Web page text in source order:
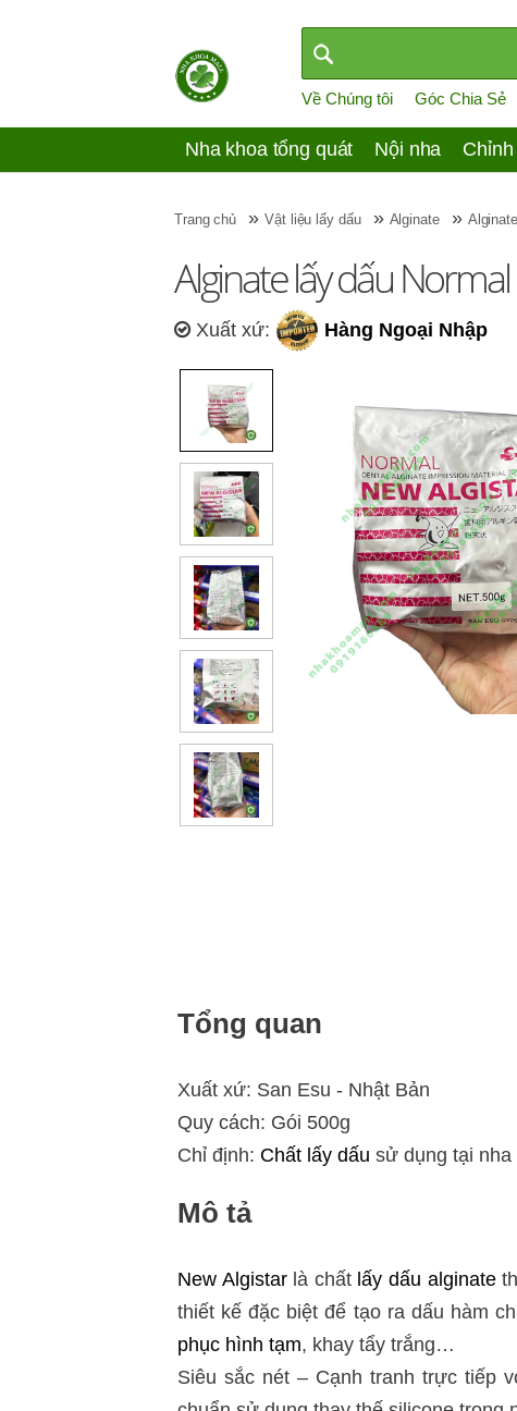
Về Chúng tôi Góc Chia Sẻ
Nha khoa tổng quát Nội nha
Trang chủ »Vật liệu lấy dấu » Alginate »
Alginate lấy dấu
Xuất xứ: Hàng Ngoại Nhập
Tổng quan
Xuất xứ: San Esu - Nhật Bản
Quy cách: Gói 500g
Chỉ định: Chất lấy dấu sử dụng tại nha
Mô tả
New Algistarlà chất lấy dấu alginate
thiết kế đặc biệt để tạo ra dấu hàm
phục hình tạm, khay tẩy trắng…
Siêu sắc nét – Cạnh tranh trực tiếp